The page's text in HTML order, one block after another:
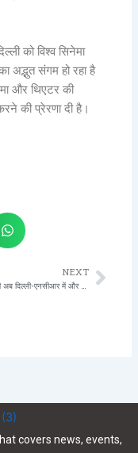
को विश्व सिनेमा
अद्भुत संगम हो रहा है
और थिएटर की
की प्रेरणा दी है।
NEXT
covers news, events,